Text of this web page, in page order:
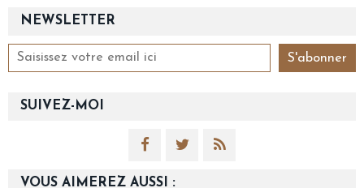
NEWSLETTER
SUIVEZ-MOI
VOUS AIMEREZ AUSSI :